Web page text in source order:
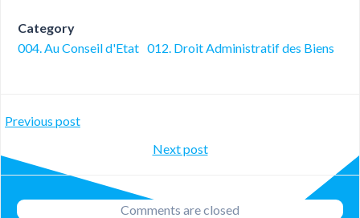
Category
004. Au Conseil d'Etat 012. Droit Administratif des Biens
Post
navigation
Previous post
Post
navigation
Next post
Comments are closed